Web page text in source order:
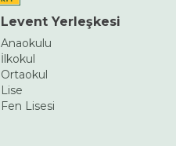
Levent Yerleşkesi
Anaokulu
İlkokul
Ortaokul
Lise
Fen Lisesi